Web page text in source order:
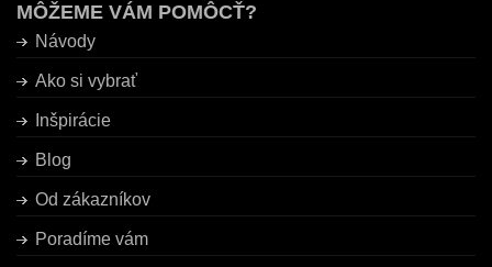
MÔŽEME VÁM POMÔCŤ?
Návody
Ako si vybrať
Inšpirácie
Blog
Od zákazníkov
Poradíme vám